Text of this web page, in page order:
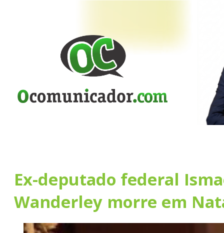
Ex-deputado federal
Wanderley morre em